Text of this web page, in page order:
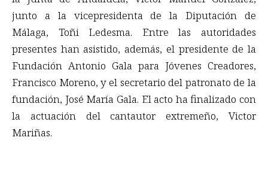
junto a la vicepresidenta de la Diputación de
Málaga, Toñi Ledesma. Entre las autoridades
presentes han asistido, además, el presidente de la
Fundación Antonio Gala para Jóvenes Creadores,
Francisco Moreno, y el secretario del patronato de la
fundación, José María Gala. El acto ha finalizado con
la actuación del cantautor extremeño, Victor
Mariñas.